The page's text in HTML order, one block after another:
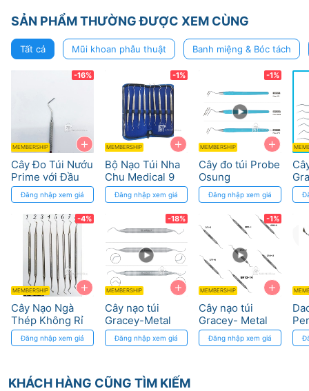
SẢN PHẨM THƯỜNG ĐƯỢC XEM CÙNG
Tất cả Mũi khoan phẫu thuật Banh miệng & Bóc tách
+
-16%
MEMBERSHIP
Cây Đo Túi Nướu
Prime với Đầu
Dò Thép Không
Gỉ
Đăng nhập xem giá
+
-4%
MEMBERSHIP
Cây Nạo Ngà
Thép Không Rỉ
Prime
Đăng nhập xem giá
+
-1%
MEMBERSHIP
Bộ Nạo Túi Nha
Chu Medical 9
Size - Thép
Cứng
Đăng nhập xem giá
+
-18%
MEMBERSHIP
Cây nạo túi
Gracey-Metal
handle, Standard
Osung
Đăng nhập xem giá
+
-1%
MEMBERSHIP
Cây đo túi Probe
Osung
Đăng nhập xem giá
+
-1%
MEMBERSHIP
Cây nạo túi
Gracey- Metal
handle Mini five
- Osung
Đăng nhập xem giá
KHÁCH HÀNG CŨNG TÌM KIẾM